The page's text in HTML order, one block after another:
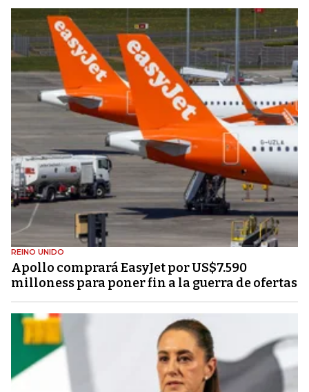
REINO UNIDO
Apollo comprará EasyJet por US$7.590
milloness para poner fin a la guerra de ofertas